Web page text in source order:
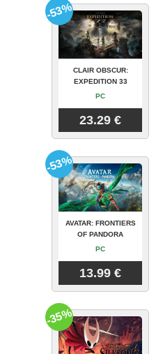
CLAIR OBSCUR:
EXPEDITION 33
PC
23.29 €
-53%
AVATAR: FRONTIERS
OF PANDORA
PC
13.99 €
-53%
-35%